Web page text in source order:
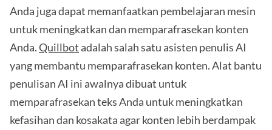
Anda juga dapat memanfaatkan pembelajaran mesin
untuk meningkatkan dan memparafrasekan konten
Anda.Quillbot adalah salah satu asisten penulis AI
yang membantu memparafrasekan konten. Alat bantu
penulisan AI ini awalnya dibuat untuk
memparafrasekan teks Anda untuk meningkatkan
kefasihan dan kosakata agar konten lebih berdampak